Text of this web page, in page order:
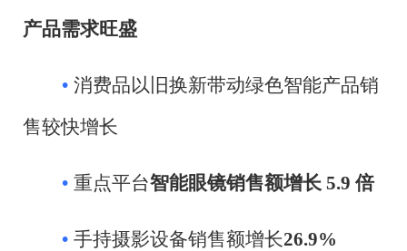
产品需求旺盛
• 消费品以旧换新带动绿色智能产品销
售较快增长
• 重点平台智能眼镜销售额增长5.9 倍
• 手持摄影设备销售额增长26.9%